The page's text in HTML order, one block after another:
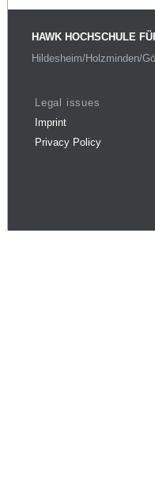
HAWK HOCHSCHULE
Hildesheim/Holzminden/
Legal issues
Imprint
Privacy Policy